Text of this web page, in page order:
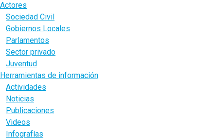
Actores
Sociedad Civil
Gobiernos Locales
Parlamentos
Sector privado
Juventud
Herramientas de información
Actividades
Noticias
Publicaciones
Videos
Infografías